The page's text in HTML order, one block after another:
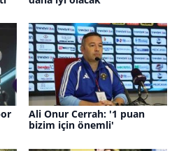
Ali Onur Cerrah: '1 puan
bizim için önemli'